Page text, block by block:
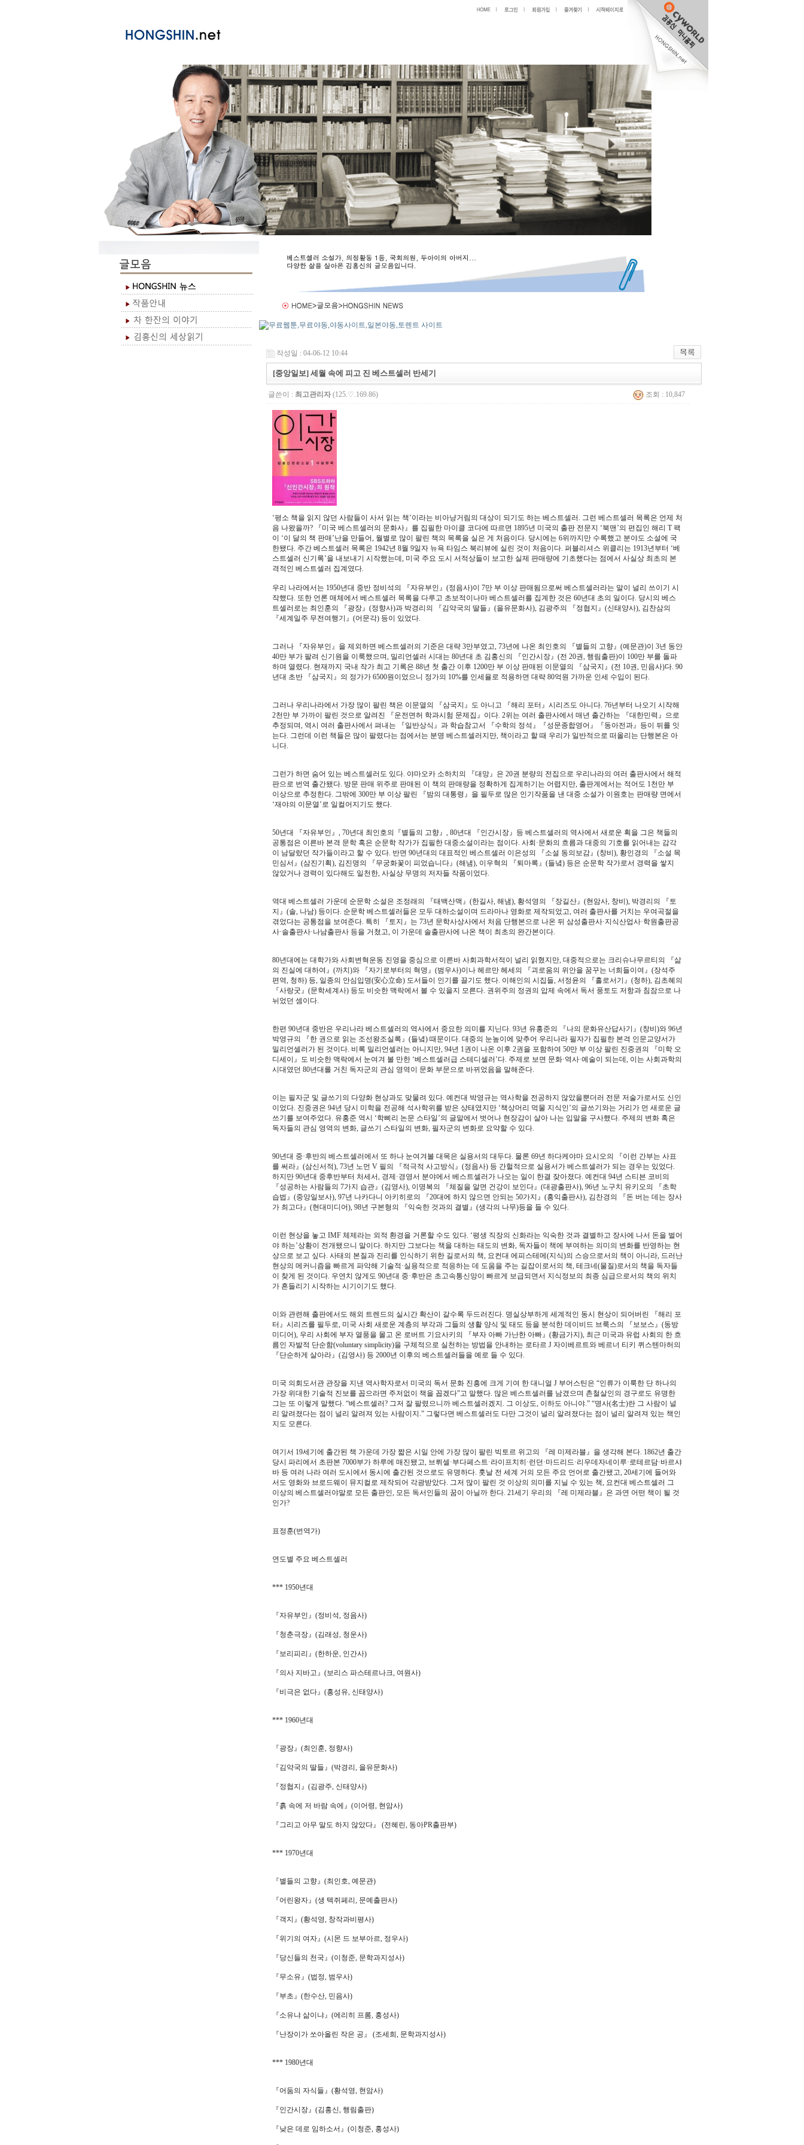
작성일 : 04-06-12 10:44
[중앙일보] 세월 속에 피고 진 베스트셀러 반세기
글쓴이 : 최고관리자(125.♡.169.86) 조회 : 10,847
‘평소 책을 읽지 않던 사람들이 사서 읽는 책’이라는 비아냥거림의 대상이 되기도 하는 베스트셀러. 그런 베스트셀러 목록은 언제 처
음 나왔을까? 『미국 베스트셀러의 문화사』를 집필한 마이클 코다에 따르면 1895년 미국의 출판 전문지 ‘북맨’의 편집인 해리 T 팩
이 ‘이 달의 책 판매’난을 만들어, 월별로 많이 팔린 책의 목록을 실은 게 처음이다. 당시에는 6위까지만 수록했고 분야도 소설에 국
한됐다. 주간 베스트셀러 목록은 1942년 8월 9일자 뉴욕 타임스 북리뷰에 실린 것이 처음이다. 퍼블리셔스 위클리는 1913년부터 ‘베
스트셀러 신기록’을 내보내기 시작했는데, 미국 주요 도시 서적상들이 보고한 실제 판매량에 기초했다는 점에서 사실상 최초의 본
격적인 베스트셀러 집계였다.
우리 나라에서는 1950년대 중반 정비석의 『자유부인』(정음사)이 7만 부 이상 판매됨으로써 베스트셀러라는 말이 널리 쓰이기 시
작했다. 또한 언론 매체에서 베스트셀러 목록을 다루고 초보적이나마 베스트셀러를 집계한 것은 60년대 초의 일이다. 당시의 베스
트셀러로는 최인훈의 『광장』(정향사)과 박경리의 『김약국의 딸들』(을유문화사), 김광주의 『정협지』(신태양사), 김찬삼의
『세계일주 무전여행기』(어문각) 등이 있었다.
그러나 『자유부인』을 제외하면 베스트셀러의 기준은 대략 3만부였고, 73년에 나온 최인호의 『별들의 고향』(예문관)이 3년 동안
40만 부가 팔려 신기원을 이룩했으며, 밀리언셀러 시대는 80년대 초 김홍신의 『인간시장』(전 20권, 행림출판)이 100만 부를 돌파
하며 열렸다. 현재까지 국내 작가 최고 기록은 88년 첫 출간 이후 1200만 부 이상 판매된 이문열의 『삼국지』(전 10권, 민음사)다. 90
년대 초반 『삼국지』의 정가가 6500원이었으니 정가의 10%를 인세율로 적용하면 대략 80억원 가까운 인세 수입이 된다.
그러나 우리나라에서 가장 많이 팔린 책은 이문열의 『삼국지』도 아니고 『해리 포터』시리즈도 아니다. 76년부터 나오기 시작해
2천만 부 가까이 팔린 것으로 알려진 『운전면허 학과시험 문제집』이다. 2위는 여러 출판사에서 매년 출간하는 『대한민력』으로
추정되며, 역시 여러 출판사에서 펴내는 『일반상식』과 학습참고서 『수학의 정석』『성문종합영어』『동아전과』등이 뒤를 잇
는다. 그런데 이런 책들은 많이 팔렸다는 점에서는 분명 베스트셀러지만, 책이라고 할 때 우리가 일반적으로 떠올리는 단행본은 아
니다.
그런가 하면 숨어 있는 베스트셀러도 있다. 야마오카 소하치의 『대망』은 20권 분량의 전집으로 우리나라의 여러 출판사에서 해적
판으로 번역 출간됐다. 방문 판매 위주로 판매된 이 책의 판매량을 정확하게 집계하기는 어렵지만, 출판계에서는 적어도 1천만 부
이상으로 추정한다. 그밖에 300만 부 이상 팔린 『밤의 대통령』을 필두로 많은 인기작품을 낸 대중 소설가 이원호는 판매량 면에서
‘재야의 이문열’로 일컬어지기도 했다.
50년대 『자유부인』, 70년대 최인호의『별들의 고향』, 80년대 『인간시장』등 베스트셀러의 역사에서 새로운 획을 그은 책들의
공통점은 이른바 본격 문학 혹은 순문학 작가가 집필한 대중소설이라는 점이다. 사회·문화의 흐름과 대중의 기호를 읽어내는 감각
이 남달랐던 작가들이라고 할 수 있다. 반면 90년대의 대표적인 베스트셀러 이은성의 『소설 동의보감』(창비), 황인경의 『소설 목
민심서』(삼진기획), 김진명의 『무궁화꽃이 피었습니다』(해냄), 이우혁의 『퇴마록』(들녘) 등은 순문학 작가로서 경력을 쌓지
않았거나 경력이 있다해도 일천한, 사실상 무명의 저자들 작품이었다.
역대 베스트셀러 가운데 순문학 소설은 조정래의 『태백산맥』(한길사, 해냄), 황석영의 『장길산』(현암사, 창비), 박경리의 『토
지』(솔, 나남) 등이다. 순문학 베스트셀러들은 모두 대하소설이며 드라마나 영화로 제작되었고, 여러 출판사를 거치는 우여곡절을
겪었다는 공통점을 보여준다. 특히 『토지』는 73년 문학사상사에서 처음 단행본으로 나온 뒤 삼성출판사·지식산업사·학원출판공
사·솔출판사·나남출판사 등을 거쳤고, 이 가운데 솔출판사에 나온 책이 최초의 완간본이다.
80년대에는 대학가와 사회변혁운동 진영을 중심으로 이른바 사회과학서적이 널리 읽혔지만, 대중적으로는 크리슈나무르티의 『삶
의 진실에 대하여』(까치)와 『자기로부터의 혁명』(범우사)이나 헤르만 헤세의 『괴로움의 위안을 꿈꾸는 너희들이여』(장석주
편역, 청하) 등, 일종의 안심입명(安心立命) 도서들이 인기를 끌기도 했다. 이해인의 시집들, 서정윤의 『홀로서기』(청하), 김초혜의
『사랑굿』(문학세계사) 등도 비슷한 맥락에서 볼 수 있을지 모른다. 권위주의 정권의 압제 속에서 독서 풍토도 저항과 침잠으로 나
뉘었던 셈이다.
한편 90년대 중반은 우리나라 베스트셀러의 역사에서 중요한 의미를 지닌다. 93년 유홍준의 『나의 문화유산답사기』(창비)와 96년
박영규의 『한 권으로 읽는 조선왕조실록』(들녘) 때문이다. 대중의 눈높이에 맞추어 우리나라 필자가 집필한 본격 인문교양서가
밀리언셀러가 된 것이다. 비록 밀리언셀러는 아니지만, 94년 1권이 나온 이후 2권을 포함하여 50만 부 이상 팔린 진중권의 『미학 오
디세이』도 비슷한 맥락에서 눈여겨 볼 만한 ‘베스트셀러급 스테디셀러’다. 주제로 보면 문화·역사·예술이 되는데, 이는 사회과학의
시대였던 80년대를 거친 독자군의 관심 영역이 문화 부문으로 바뀌었음을 말해준다.
이는 필자군 및 글쓰기의 다양화 현상과도 맞물려 있다. 예컨대 박영규는 역사학을 전공하지 않았을뿐더러 전문 저술가로서도 신인
이었다. 진중권은 94년 당시 미학을 전공해 석사학위를 받은 상태였지만 ‘책상머리 먹물 지식인’의 글쓰기와는 거리가 먼 새로운 글
쓰기를 보여주었다. 유홍준 역시 ‘학삐리 논문 스타일’의 글말에서 벗어나 현장감이 살아 나는 입말을 구사했다. 주제의 변화 혹은
독자들의 관심 영역의 변화, 글쓰기 스타일의 변화, 필자군의 변화로 요약할 수 있다.
90년대 중·후반의 베스트셀러에서 또 하나 눈여겨볼 대목은 실용서의 대두다. 물론 69년 하다케야마 요시오의 『이런 간부는 사표
를 써라』(삼신서적), 73년 노먼 V 필의 『적극적 사고방식』(정음사) 등 간헐적으로 실용서가 베스트셀러가 되는 경우는 있었다.
하지만 90년대 중후반부터 처세서, 경제·경영서 분야에서 베스트셀러가 나오는 일이 한결 잦아졌다. 예컨대 94년 스티븐 코비의
『성공하는 사람들의 7가지 습관』(김영사), 이명복의 『체질을 알면 건강이 보인다』(대광출판사), 96년 노구치 유키오의 『초학
습법』(중앙일보사), 97년 나카다니 아키히로의 『20대에 하지 않으면 안되는 50가지』(홍익출판사), 김찬경의 『돈 버는 데는 장사
가 최고다』(현대미디어), 98년 구본형의 『익숙한 것과의 결별』(생각의 나무)등을 들 수 있다.
이런 현상을 놓고 IMF 체제라는 외적 환경을 거론할 수도 있다. ‘평생 직장의 신화라는 익숙한 것과 결별하고 장사에 나서 돈을 벌어
야 하는’상황이 전개됐으니 말이다. 하지만 그보다는 책을 대하는 태도의 변화, 독자들이 책에 부여하는 의미의 변화를 반영하는 현
상으로 보고 싶다. 사태의 본질과 진리를 인식하기 위한 길로서의 책, 요컨대 에피스테메(지식)의 스승으로서의 책이 아니라, 드러난
현상의 메커니즘을 빠르게 파악해 기술적·실용적으로 적응하는 데 도움을 주는 길잡이로서의 책, 테크네(물질)로서의 책을 독자들
이 찾게 된 것이다. 우연치 않게도 90년대 중·후반은 초고속통신망이 빠르게 보급되면서 지식정보의 최종 심급으로서의 책의 위치
가 흔들리기 시작하는 시기이기도 했다.
이와 관련해 출판에서도 해외 트렌드의 실시간 확산이 갈수록 두드러진다. 명실상부하게 세계적인 동시 현상이 되어버린 『해리 포
터』시리즈를 필두로, 미국 사회 새로운 계층의 부각과 그들의 생활 양식 및 태도 등을 분석한 데이비드 브룩스의 『보보스』(동방
미디어), 우리 사회에 부자 열풍을 몰고 온 로버트 기요사키의 『부자 아빠 가난한 아빠』(황금가지), 최근 미국과 유럽 사회의 한 흐
름인 자발적 단순함(voluntary simplicity)을 구체적으로 실천하는 방법을 안내하는 로타르 J 자이베르트와 베르너 티키 퀴스텐마허의
『단순하게 살아라』(김영사) 등 2000년 이후의 베스트셀러들을 예로 들 수 있다.
미국 의회도서관 관장을 지낸 역사학자로서 미국의 독서 문화 진흥에 크게 기여 한 대니얼 J 부어스틴은 “인류가 이룩한 단 하나의
가장 위대한 기술적 진보를 꼽으라면 주저없이 책을 꼽겠다”고 말했다. 많은 베스트셀러를 남겼으며 촌철살인의 경구로도 유명한
그는 또 이렇게 말했다. “베스트셀러? 그저 잘 팔렸으니까 베스트셀러겠지. 그 이상도, 이하도 아니야.” “명사(名士)란 그 사람이 널
리 알려졌다는 점이 널리 알려져 있는 사람이지.” 그렇다면 베스트셀러도 다만 그것이 널리 알려졌다는 점이 널리 알려져 있는 책인
지도 모른다.
여기서 19세기에 출간된 책 가운데 가장 짧은 시일 안에 가장 많이 팔린 빅토르 위고의 『레 미제라블』을 생각해 본다. 1862년 출간
당시 파리에서 초판본 7000부가 하루에 매진됐고, 브뤼셀·부다페스트·라이프치히·런던·마드리드·리우데자네이루·로테르담·바르샤
바 등 여러 나라 여러 도시에서 동시에 출간된 것으로도 유명하다. 훗날 전 세계 거의 모든 주요 언어로 출간됐고, 20세기에 들어와
서도 영화와 브로드웨이 뮤지컬로 제작되어 각광받았다. 그저 많이 팔린 것 이상의 의미를 지닐 수 있는 책, 요컨대 베스트셀러 그
이상의 베스트셀러야말로 모든 출판인, 모든 독서인들의 꿈이 아닐까 한다. 21세기 우리의 『레 미제라블』은 과연 어떤 책이 될 것
인가?
표정훈(번역가)
연도별 주요 베스트셀러
*** 1950년대
『자유부인』(정비석, 정음사)
『청춘극장』(김래성, 청운사)
『보리피리』(한하운, 인간사)
『의사 지바고』(보리스 파스테르나크, 여원사)
『비극은 없다』(홍성유, 신태양사)
*** 1960년대
『광장』(최인훈, 정향사)
『김약국의 딸들』(박경리, 을유문화사)
『정협지』(김광주, 신태양사)
『흙 속에 저 바람 속에』(이어령, 현암사)
『그리고 아무 말도 하지 않았다』 (전혜린, 동아PR출판부)
*** 1970년대
『별들의 고향』(최인호, 예문관)
『어린왕자』(생 텍쥐페리, 문예출판사)
『객지』(황석영, 창작과비평사)
『위기의 여자』(시몬 드 보부아르, 정우사)
『당신들의 천국』(이청준, 문학과지성사)
『무소유』(법정, 범우사)
『부초』(한수산, 민음사)
『소유냐 삶이냐』(에리히 프롬, 홍성사)
『난장이가 쏘아올린 작은 공』 (조세희, 문학과지성사)
*** 1980년대
『어둠의 자식들』(황석영, 현암사)
『인간시장』(김홍신, 행림출판)
『낮은 데로 임하소서』(이청준, 홍성사)